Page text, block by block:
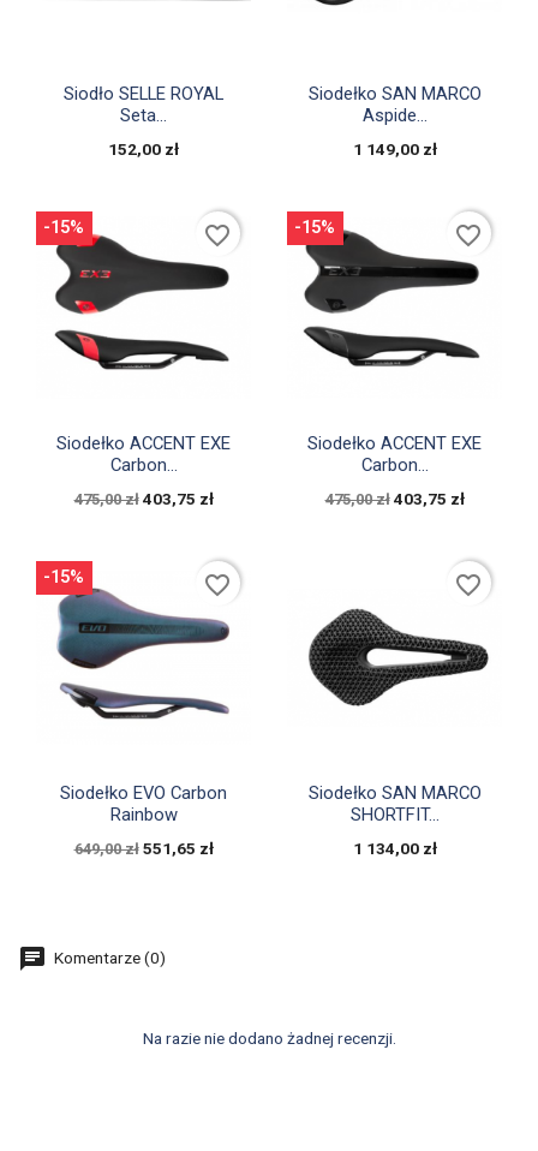
Szybki podgląd
Siodło SELLE ROYAL
Seta...
152,00 zł
Szybki podgląd
Siodełko SAN MARCO
Aspide...
1 149,00 zł
Szybki podgląd
Siodełko ACCENT EXE
Carbon...
475,00 zł 403,75 zł
-15% favorite_border
Szybki podgląd
Siodełko ACCENT EXE
Carbon...
475,00 zł 403,75 zł
-15% favorite_border
Szybki podgląd
Siodełko EVO Carbon
Rainbow
649,00 zł 551,65 zł
-15% favorite_border
Szybki podgląd
Siodełko SAN MARCO
SHORTFIT...
1 134,00 zł
favorite_border
Komentarze (0)
Na razie nie dodano żadnej recenzji.